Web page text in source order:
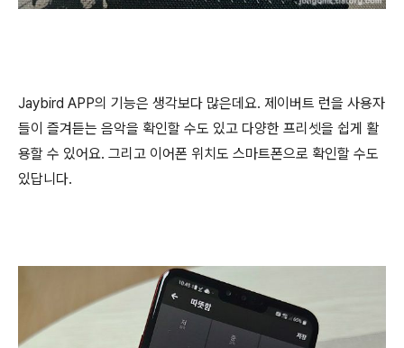
Jaybird APP의 기능은 생각보다 많은데요. 제이버트 런을 사용자
들이 즐겨듣는 음악을 확인할 수도 있고 다양한 프리셋을 쉽게 활
용할 수 있어요. 그리고 이어폰 위치도 스마트폰으로 확인할 수도
있답니다.